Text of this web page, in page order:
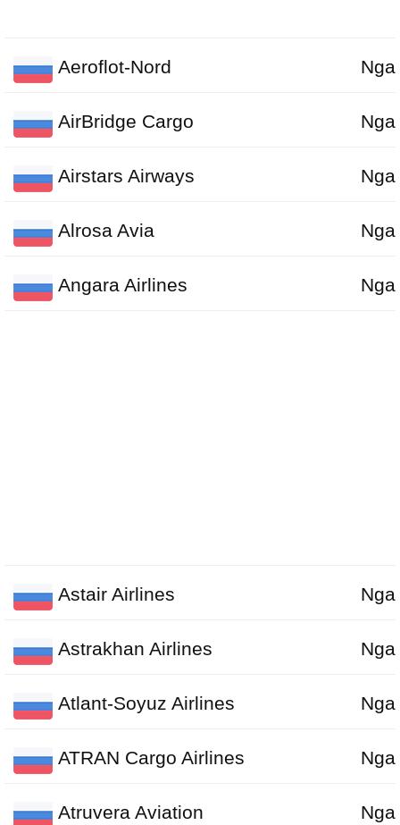
Aeroflot-Nord Nga
AirBridge Cargo Nga
Airstars Airways Nga
Alrosa Avia Nga
Angara Airlines Nga
Astair Airlines Nga
Astrakhan Airlines Nga
Atlant-Soyuz Airlines Nga
ATRAN Cargo Airlines Nga
Atruvera Aviation Nga